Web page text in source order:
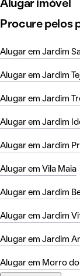
Alugar imóvel
Procure pelos
Alugar em Jardim
Alugar em Jardim
Alugar em Jardim
Alugar em Jardim
Alugar em Jardim
Alugar em Vila Maia
Alugar em Jardim
Alugar em Jardim
Alugar em Jardim
Alugar em Morro